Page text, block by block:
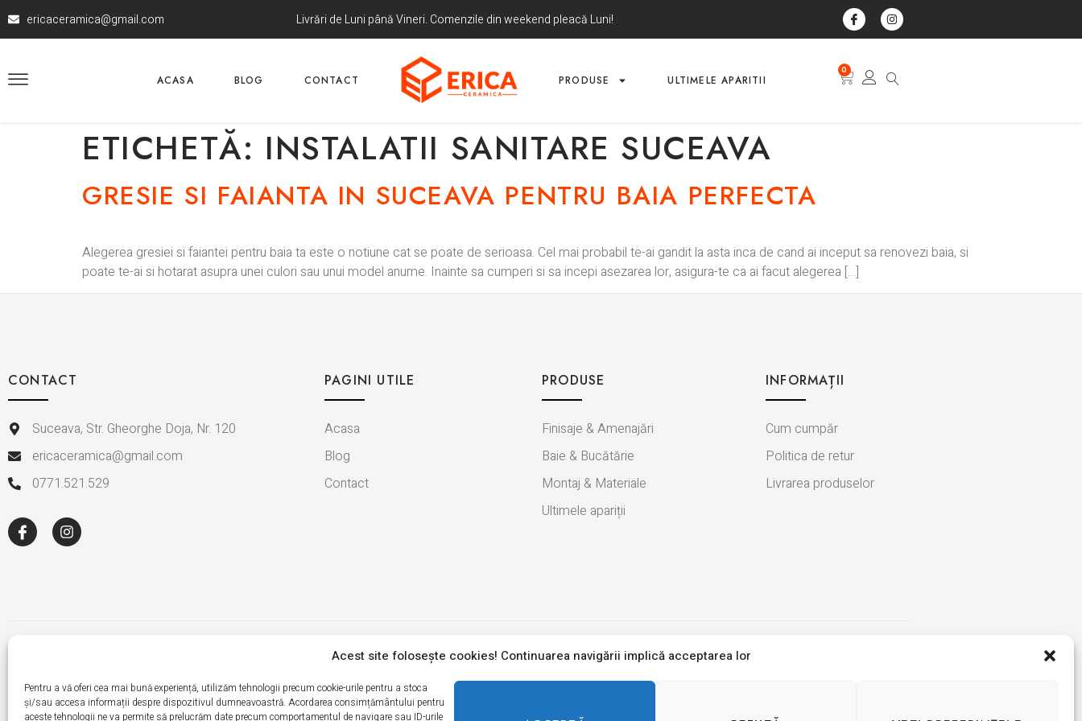
Acest site foloseşte cookies! Continuarea navigării implică acceptarea lor
Pentru a vă oferi cea mai bună experiență, utilizăm tehnologii precum cookie-urile pentru a stoca
și/sau accesa informații despre dispozitivul dumneavoastră. Acordarea consimțământului pentru
aceste tehnologii ne va permite să prelucrăm date precum comportamentul de navigare sau ID-urile
ericaceramica@gmail.com Livrări de Luni până Vineri. Comenzile din weekend pleacă Luni!
ACASA BLOG CONTACT PRODUSE ULTIMELE APARITII
0
ETICHETĂ: INSTALATII SANITARE SUCEAVA
GRESIE SI FAIANTA IN SUCEAVA PENTRU BAIA PERFECTA
Alegerea gresiei si faiantei pentru baia ta este o notiune cat se poate de serioasa. Cel mai probabil te-ai gandit la asta inca de cand ai inceput sa renovezi baia, si
poate te-ai si hotarat asupra unei culori sau unui model anume. Inainte sa cumperi si sa incepi asezarea lor, asigura-te ca ai facut alegerea […]
CONTACT
Suceava, Str. Gheorghe Doja, Nr. 120
ericaceramica@gmail.com
0771.521.529
PAGINI UTILE
Acasa
Blog
Contact
PRODUSE
Finisaje & Amenajări
Baie & Bucătărie
Montaj & Materiale
Ultimele apariții
INFORMAȚII
Cum cumpăr
Politica de retur
Livrarea produselor
Politică de ConfidențialitateTermeni si condițiiPolitica modulelor cookie
Copyright © 2026 Erica Ceramica. Toate drepturile rezervate.